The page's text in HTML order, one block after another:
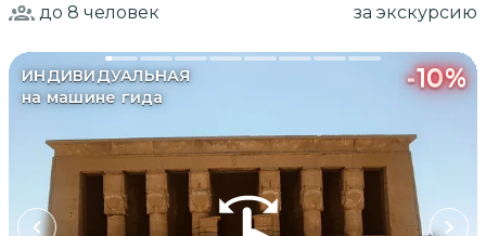
до 8 человек за экскурсию
ИНДИВИДУАЛЬНАЯ
на машине гида
-10%